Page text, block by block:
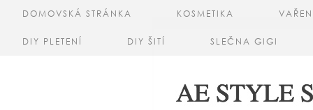
DOMOVSKÁ STRÁNKA KOSMETIKA
DIY PLETENÍ DIY ŠITÍ SLEČNA GIGI